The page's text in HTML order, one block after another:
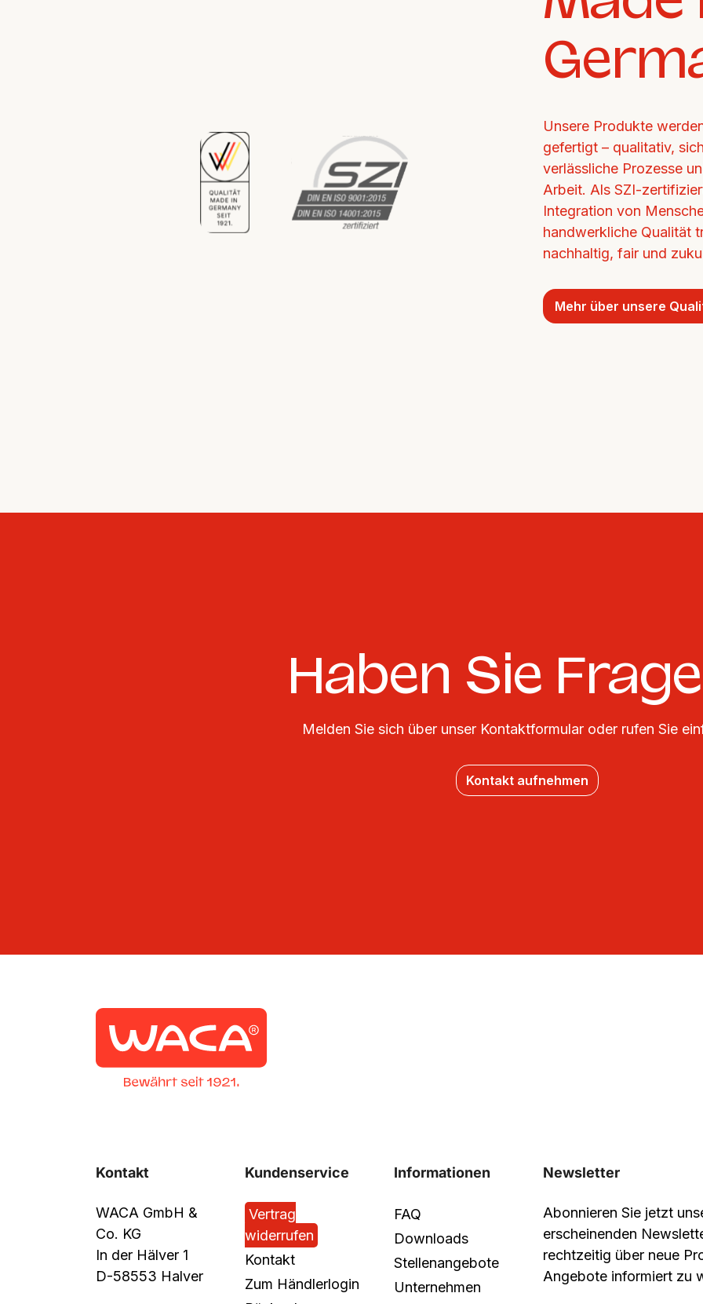
Unsere Produkte
gefertigt – qualitativ,
verlässliche Prozesse
Arbeit. Als SZI-
Integration von
handwerkliche Qualität
nachhaltig, fair und
Mehr über unsere
Haben Sie
Melden Sie sich über unser Kontaktformular oder rufen Sie
Kontakt aufnehmen
Kontakt
WACA GmbH &
Co. KG
In der Hälver 1
D-58553 Halver
Kundenservice
Vertrag
widerrufen
Kontakt
Zum Händlerlogin
Informationen
FAQ
Downloads
Stellenangebote
Unternehmen
Newsletter
Abonnieren Sie jetzt
erscheinenden
rechtzeitig über neue
Angebote informiert zu